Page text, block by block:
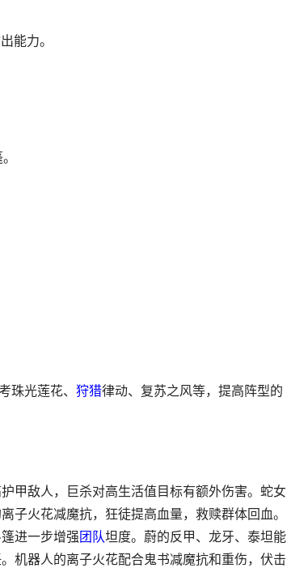
能力。
珠光莲花、 狩猎律动、复苏之风等，提高阵型的
甲敌人，巨杀对高生活值目标有额外伤害。蛇女
子火花减魔抗，狂徒提高血量，救赎群体回血。
进一步增强团队坦度。蔚的反甲、龙牙、泰坦能
机器人的离子火花配合鬼书减魔抗和重伤，伏击